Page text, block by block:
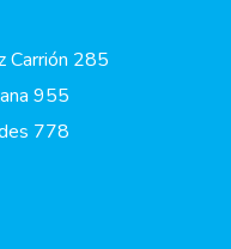
Carrión 285
955
778